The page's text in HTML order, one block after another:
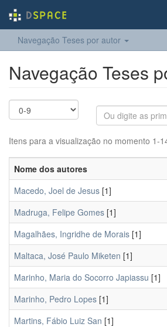
Navegação Teses por autor
Navegação Teses
Itens para a visualização no momento 1-
Nome dos autores
Macedo, Joel de Jesus [1]
Madruga, Felipe Gomes [1]
Magalhães, Ingridhe de Morais [1]
Maltaca, José Paulo Miketen [1]
Marinho, Maria do Socorro Japiassu [1]
Marinho, Pedro Lopes [1]
Martins, Fábio Luiz San [1]